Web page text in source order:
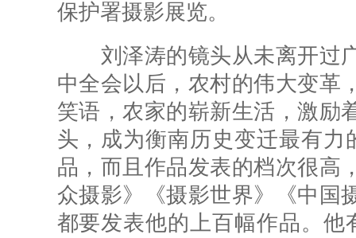
保护署摄影展览。
刘泽涛的镜头从未离开过
中全会以后，农村的伟大变革
笑语，农家的崭新生活，激励
头，成为衡南历史变迁最有
品，而且作品发表的档次很高
众摄影》《摄影世界》《中国
都要发表他的上百幅作品。他